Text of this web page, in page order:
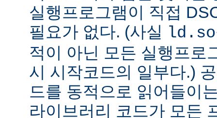
실행프로그램이 직접
필요가 없다. (사실
ld.so
적이 아닌 모든 실행프로
시 시작코드의 일부다.)
드를 동적으로 읽어들이
라이브러리 코드가 모든